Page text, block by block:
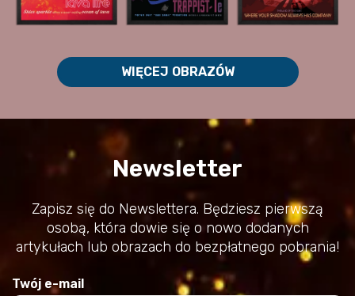
WIĘCEJ OBRAZÓW
Newsletter
Zapisz się do Newslettera. Będziesz pierwszą
osobą, która dowie się o nowo dodanych
artykułach lub obrazach do bezpłatnego pobrania!
Twój e-mail